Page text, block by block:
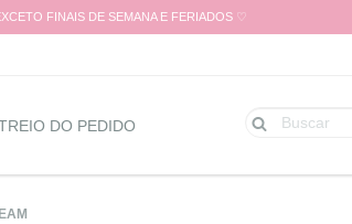
FINAIS DE SEMANA E FERIADOS ♡
DO PEDIDO